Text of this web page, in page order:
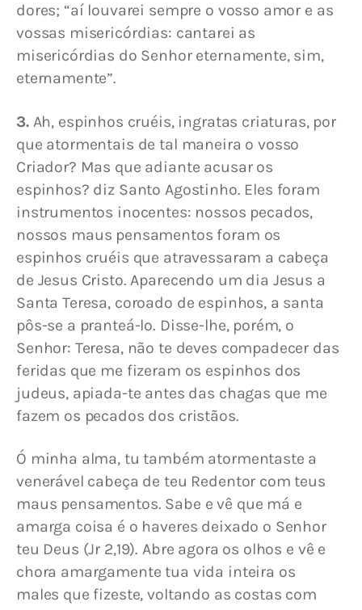
dores; “aí louvarei sempre o vosso amor e as
vossas misericórdias: cantarei as
misericórdias do Senhor eternamente, sim,
eternamente”.
3. Ah, espinhos cruéis, ingratas criaturas, por
que atormentais de tal maneira o vosso
Criador? Mas que adiante acusar os
espinhos? diz Santo Agostinho. Eles foram
instrumentos inocentes: nossos pecados,
nossos maus pensamentos foram os
espinhos cruéis que atravessaram a cabeça
de Jesus Cristo. Aparecendo um dia Jesus a
Santa Teresa, coroado de espinhos, a santa
pôs-se a pranteá-lo. Disse-lhe, porém, o
Senhor: Teresa, não te deves compadecer das
feridas que me fizeram os espinhos dos
judeus, apiada-te antes das chagas que me
fazem os pecados dos cristãos.
Ó minha alma, tu também atormentaste a
venerável cabeça de teu Redentor com teus
maus pensamentos. Sabe e vê que má e
amarga coisa é o haveres deixado o Senhor
teu Deus (Jr 2,19). Abre agora os olhos e vê e
chora amargamente tua vida inteira os
males que fizeste, voltando as costas com